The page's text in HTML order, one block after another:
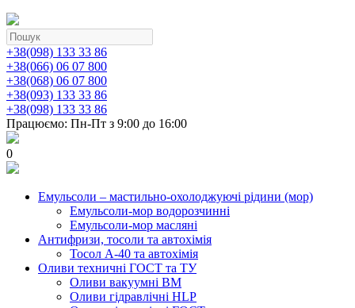
+38(098) 133 33 86
+38(066) 06 07 800
+38(068) 06 07 800
+38(093) 133 33 86
+38(098) 133 33 86
Працюємо: Пн-Пт з 9:00 до 16:00
0
Емульсоли – мастильно-охолоджуючі рідини (мор)
Емульсоли-мор водорозчинні
Емульсоли-мор масляні
Антифризи, тосоли та автохімія
Тосол А-40 та автохімія
Оливи техничні ГОСТ та ТУ
Оливи вакуумні ВМ
Оливи гідравлічні HLP